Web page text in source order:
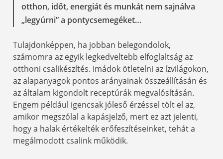
otthon, időt, energiát és munkát nem sajnálva
„legyúrni” a pontycsemegéket…
Tulajdonképpen, ha jobban belegondolok,
számomra az egyik legkedveltebb elfoglaltság az
otthoni csalikészítés. Imádok ötletelni az ízvilágokon,
az alapanyagok pontos arányainak összeállításán és
az általam kigondolt receptúrák megvalósításán.
Engem például igencsak jóleső érzéssel tölt el az,
amikor megszólal a kapásjelző, mert ez azt jelenti,
hogy a halak értékelték erőfeszítéseinket, tehát a
megálmodott csalink működik.